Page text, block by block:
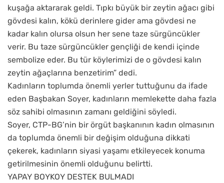
kuşağa aktararak geldi. Tıpkı büyük bir zeytin ağacı gibi
gövdesi kalın, kökü derinlere gider ama gövdesi ne
kadar kalın olursa olsun her sene taze sürgüncükler
verir. Bu taze sürgüncükler gençliği de kendi içinde
sembolize eder. Bu tür köylerimizi de o gövdesi kalın
zeytin ağaçlarına benzetirim” dedi.
Kadınların toplumda önemli yerler tuttuğunu da ifade
eden Başbakan Soyer, kadınların memlekette daha fazla
söz sahibi olmasının zamanı geldiğini söyledi.
Soyer, CTP-BG’nin bir örgüt başkanının kadın olmasının
da toplumda önemli bir değişim olduğuna dikkati
çekerek, kadınların siyasi yaşamı etkileyecek konuma
getirilmesinin önemli olduğunu belirtti.
YAPAY BOYKOY DESTEK BULMADI